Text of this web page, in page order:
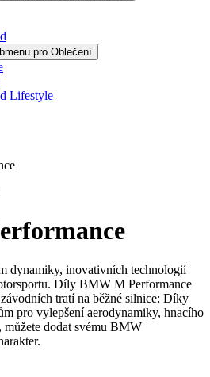
pro Oblečení
Lifestyle
dynamiky, inovativních technologií
Díly BMW M Performance
tratí na běžné silnice: Díky
pro vylepšení aerodynamiky, hnacího
dodat svému BMW